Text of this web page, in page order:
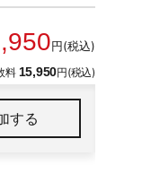
円(税込)
料 15,950円(税込)